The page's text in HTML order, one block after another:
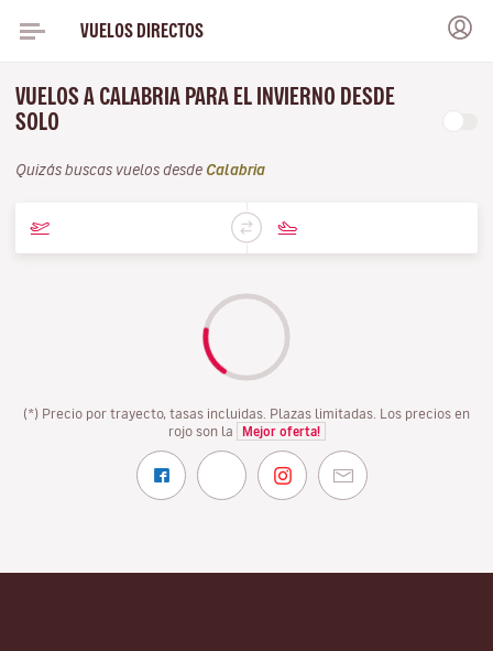
VUELOS DIRECTOS
VUELOS A CALABRIA PARA EL INVIERNO DESDE
SOLO
Quizás buscas vuelos desde Calabria
(*) Precio por trayecto, tasas incluidas. Plazas limitadas. Los precios en
rojo son la
Mejor oferta!